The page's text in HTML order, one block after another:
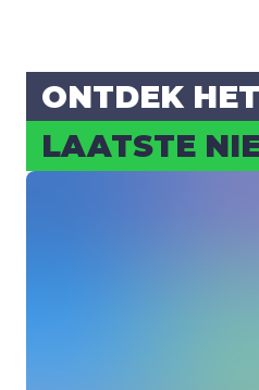
ONT­DEK HET
LAAT­STE